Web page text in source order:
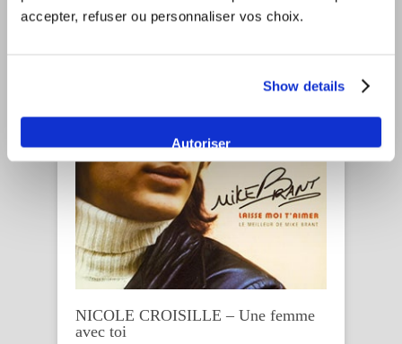
accepter, refuser ou personnaliser vos choix.
Show details
Autoriser
NICOLE CROISILLE – Une femme
avec toi